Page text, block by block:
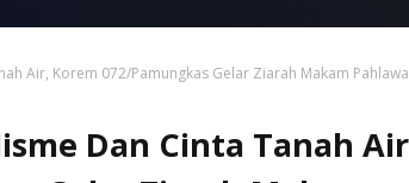
Air, Korem 072/Pamungkas Gelar Ziarah Makam
Dan Cinta Tanah